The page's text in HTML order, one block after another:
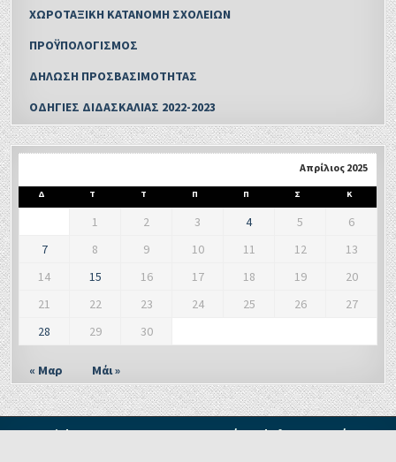
ΧΩΡΟΤΑΞΙΚΗ ΚΑΤΑΝΟΜΗ ΣΧΟΛΕΙΩΝ
ΠΡΟΫΠΟΛΟΓΙΣΜΟΣ
ΔΗΛΩΣΗ ΠΡΟΣΒΑΣΙΜΟΤΗΤΑΣ
ΟΔΗΓΙΕΣ ΔΙΔΑΣΚΑΛΙΑΣ 2022-2023
Απρίλιος 2025
Δ Τ Τ Π Π Σ Κ
1 2 3 4 5
6
7
8 9 10 11 12
13
14
15 16 17 18 19
20
21
22 23 24 25 26
27
28
29 30
« Μαρ Μάι »
Copyright © 2021 - Δ. Π. Ε. ΞΑΝΘΗΣ Τμήμα Δ' Πληροφορικής και